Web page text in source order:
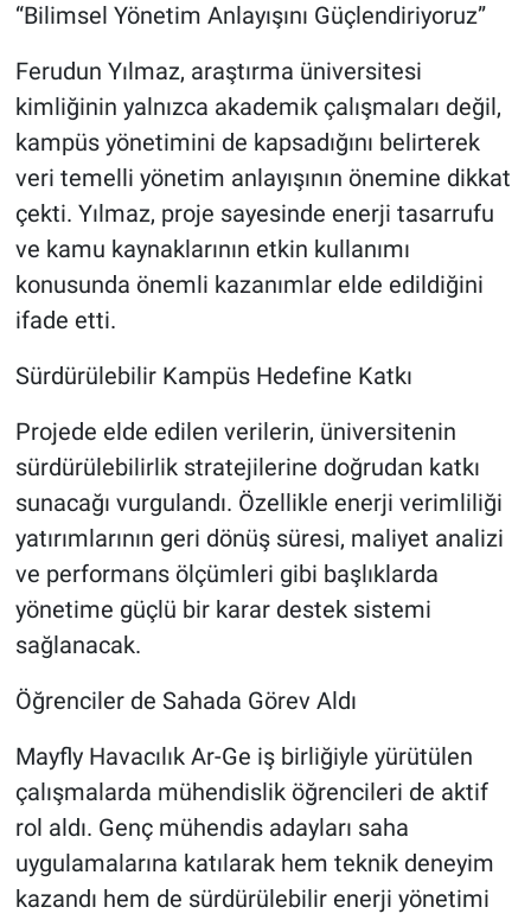
“Bilimsel Yönetim Anlayışını Güçlendiriyoruz”
Ferudun Yılmaz, araştırma üniversitesi
kimliğinin yalnızca akademik çalışmaları değil,
kampüs yönetimini de kapsadığını belirterek
veri temelli yönetim anlayışının önemine dikkat
çekti. Yılmaz, proje sayesinde enerji tasarrufu
ve kamu kaynaklarının etkin kullanımı
konusunda önemli kazanımlar elde edildiğini
ifade etti.
Sürdürülebilir Kampüs Hedefine Katkı
Projede elde edilen verilerin, üniversitenin
sürdürülebilirlik stratejilerine doğrudan katkı
sunacağı vurgulandı. Özellikle enerji verimliliği
yatırımlarının geri dönüş süresi, maliyet analizi
ve performans ölçümleri gibi başlıklarda
yönetime güçlü bir karar destek sistemi
sağlanacak.
Öğrenciler de Sahada Görev Aldı
Mayfly Havacılık Ar-Ge iş birliğiyle yürütülen
çalışmalarda mühendislik öğrencileri de aktif
rol aldı. Genç mühendis adayları saha
uygulamalarına katılarak hem teknik deneyim
kazandı hem de sürdürülebilir enerji yönetimi